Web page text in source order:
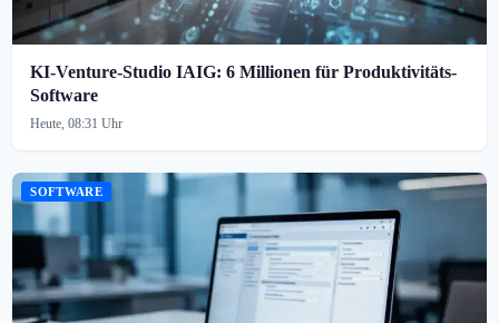
KI-Venture-Studio IAIG: 6 Millionen für Produktivitäts-
Software
Heute, 08:31 Uhr
SOFTWARE